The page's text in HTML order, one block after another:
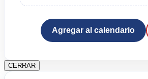
Agregar al calendario
CERRAR